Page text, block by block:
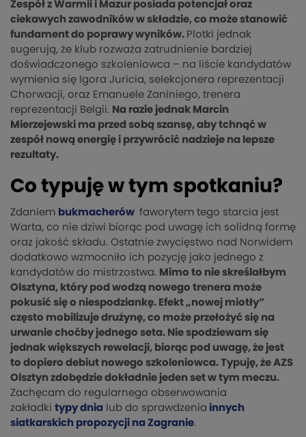
Zespół z Warmii i Mazur posiada potencjał oraz
ciekawych zawodników w składzie, co może stanowić
fundament do poprawy wyników. Plotki jednak
sugerują, że klub rozważa zatrudnienie bardziej
doświadczonego szkoleniowca – na liście kandydatów
wymienia się Igora Juricia, selekcjonera reprezentacji
Chorwacji, oraz Emanuele Zaniniego, trenera
reprezentacji Belgii. Na razie jednak Marcin
Mierzejewski ma przed sobą szansę, aby tchnąć w
zespół nową energię i przywrócić nadzieje na lepsze
rezultaty.
Co typuję w tym spotkaniu?
Zdaniem bukmacherów faworytem tego starcia jest
Warta, co nie dziwi biorąc pod uwagę ich solidną formę
oraz jakość składu. Ostatnie zwycięstwo nad Norwidem
dodatkowo wzmocniło ich pozycję jako jednego z
kandydatów do mistrzostwa. Mimo to nie skreślałbym
Olsztyna, który pod wodzą nowego trenera może
pokusić się o niespodziankę. Efekt „nowej miotły”
często mobilizuje drużynę, co może przełożyć się na
urwanie choćby jednego seta. Nie spodziewam się
jednak większych rewelacji, biorąc pod uwagę, że jest
to dopiero debiut nowego szkoleniowca. Typuję, że AZS
Olsztyn zdobędzie dokładnie jeden set w tym meczu.
Zachęcam do regularnego obserwowania
zakładki typy dnia lub do sprawdzenia innych
siatkarskich propozycji na Zagranie.